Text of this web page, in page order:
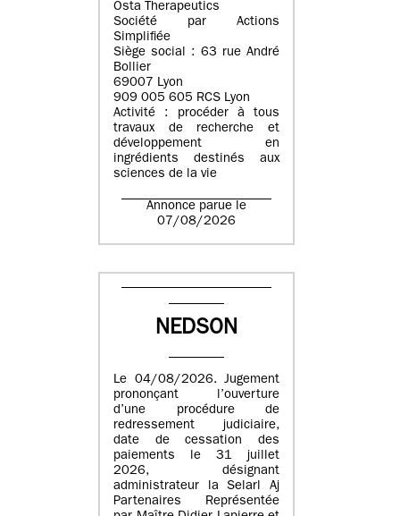
Osta Therapeutics
Société par Actions
Simplifiée
Siège social : 63 rue André
Bollier
69007 Lyon
909 005 605 RCS Lyon
Activité : procéder à tous
travaux de recherche et
développement en
ingrédients destinés aux
sciences de la vie
Annonce parue le
07/08/2026
NEDSON
Le 04/08/2026. Jugement
prononçant l’ouverture
d’une procédure de
redressement judiciaire,
date de cessation des
paiements le 31 juillet
2026, désignant
administrateur la Selarl Aj
Partenaires Représentée